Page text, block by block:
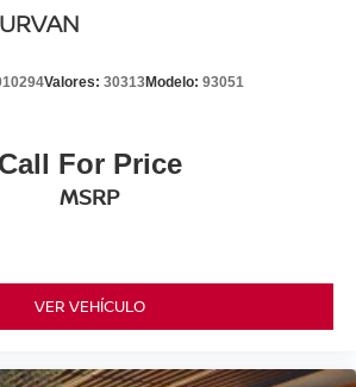
Valores: 30313Modelo: 93051
Call For Price
MSRP
VER VEHÍCULO